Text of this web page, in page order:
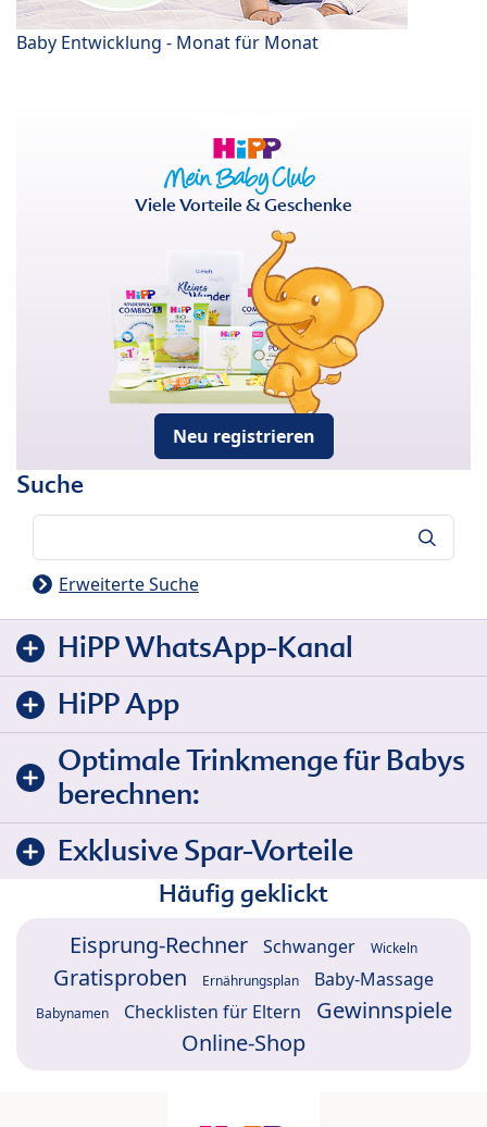
Baby Entwicklung - Monat für Monat
Viele Vorteile & Geschenke
Neu registrieren
Suche
Erweiterte Suche
HiPP WhatsApp-Kanal
HiPP App
Optimale Trinkmenge für Babys
berechnen:
Exklusive Spar-Vorteile
Häufig geklickt
Eisprung-Rechner Schwanger Wickeln
Gratisproben Ernährungsplan Baby-Massage
Babynamen Checklisten für Eltern
Gewinnspiele
Online-Shop